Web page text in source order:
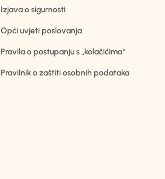
Izjava o sigurnosti
Opći uvjeti poslovanja
Pravila o postupanju s „kolačićima“
Pravilnik o zaštiti osobnih podataka